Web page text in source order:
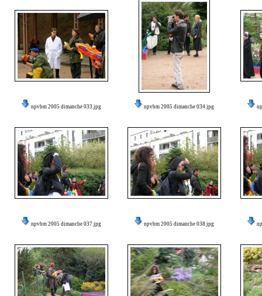
npvbm 2005 dimanche 033.jpg npvbm 2005 dimanche 034.jpg
npvbm 2005 dimanche 037.jpg npvbm 2005 dimanche 038.jpg